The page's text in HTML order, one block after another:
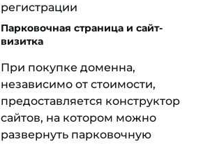
регистрации
Парковочная страница и сайт-
визитка
При покупке доменна,
независимо от стоимости,
предоставляется конструктор
сайтов, на котором можно
развернуть парковочную